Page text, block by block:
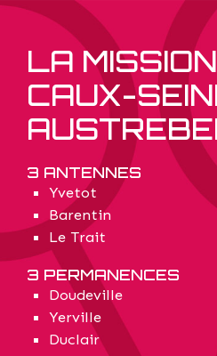
LA
CAUX-
3 ANTENNES
Yvetot
Barentin
Le Trait
3 PERMANENCES
Doudeville
Yerville
Duclair